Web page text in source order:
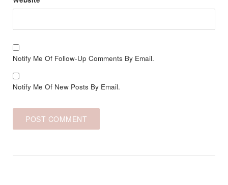
Notify Me Of Follow-Up Comments By Email.
Notify Me Of New Posts By Email.